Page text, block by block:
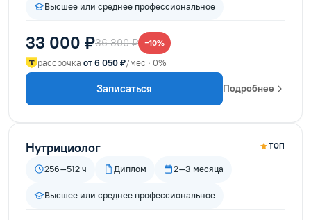
Высшее или среднее профессиональное
33 000 ₽36 300 ₽ −10%
рассрочка от 6 050 ₽/мес · 0%
Записаться Подробнее
Нутрициолог ТОП
256–512 ч Диплом 2–3 месяца
Высшее или среднее профессиональное